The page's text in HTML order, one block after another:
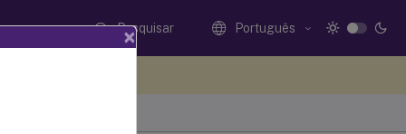
Pesquisar Português
×